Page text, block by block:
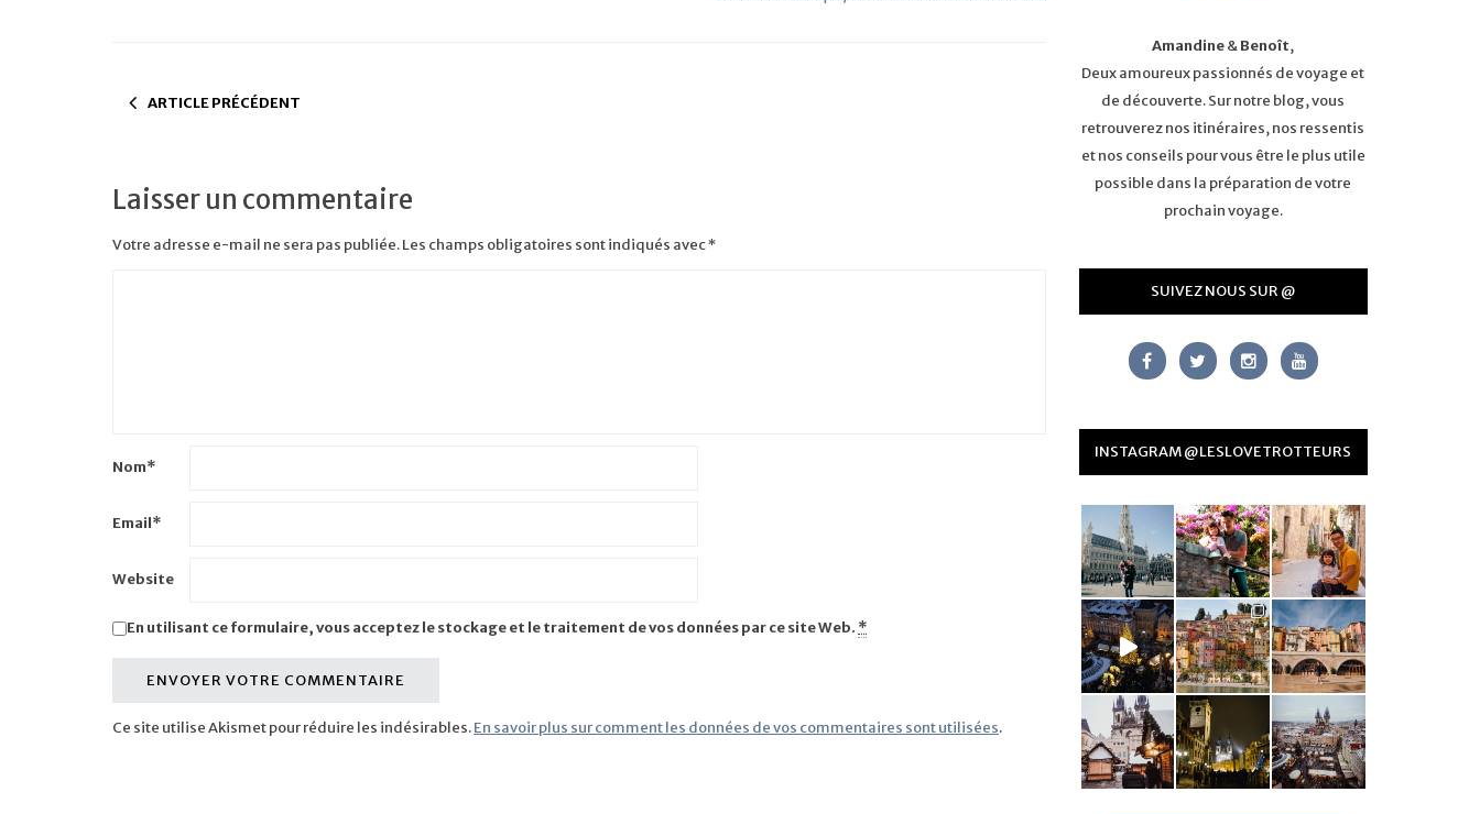
ARTICLE PRÉCÉDENT
Laisser un commentaire
Votre adresse e-mail ne sera pas publiée.Les champs obligatoires sont indiqués avec*
Nom*
Email*
Website
En utilisant ce formulaire, vous acceptez le stockage et le traitement de vos données par ce site Web. *
Ce site utilise Akismet pour réduire les indésirables.En savoir plus sur comment les données de vos commentaires sont utilisées.
Amandine&Benoît,
Deux amoureux passionnés de voyage et
de découverte. Sur notre blog, vous
retrouverez nos itinéraires, nos ressentis
et nos conseils pour vous être le plus utile
possible dans la préparation de votre
prochain voyage.
SUIVEZ NOUS SUR @
INSTAGRAM @LESLOVETROTTEURS